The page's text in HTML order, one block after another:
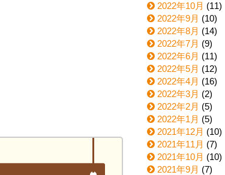
2022年10月 (11)
2022年9月 (10)
2022年8月 (14)
2022年7月 (9)
2022年6月 (11)
2022年5月 (12)
2022年4月 (16)
2022年3月 (2)
2022年2月 (5)
2022年1月 (5)
2021年12月 (10)
2021年11月 (7)
2021年10月 (10)
2021年9月 (7)